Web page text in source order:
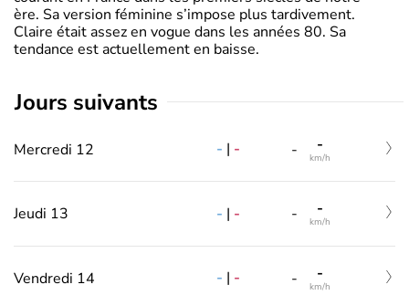
ère. Sa version féminine s’impose plus tardivement.
Claire était assez en vogue dans les années 80. Sa
tendance est actuellement en baisse.
jours suivants
Mercredi 12 - | - - -
km/h
Jeudi 13 - | - - -
km/h
Vendredi 14 - | - - -
km/h